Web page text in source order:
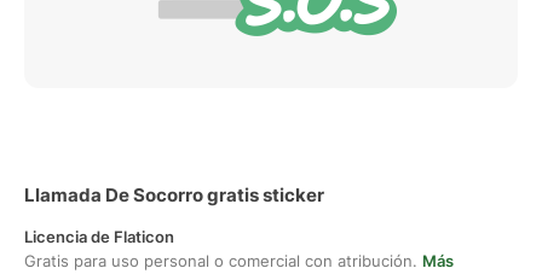
Llamada De Socorro gratis sticker
Licencia de Flaticon
Gratis para uso personal o comercial con atribución. Más